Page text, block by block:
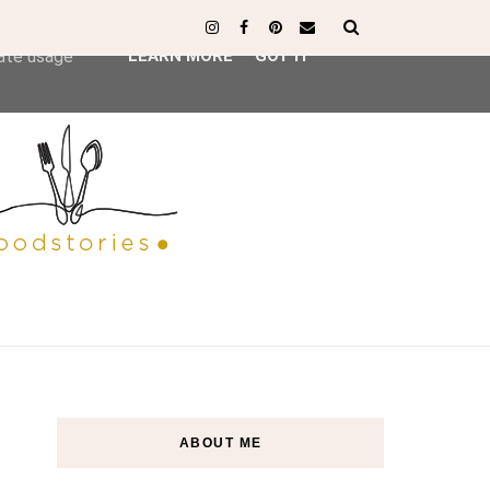
ABOUT ME
agent
usage
LEARN MORE GOT IT